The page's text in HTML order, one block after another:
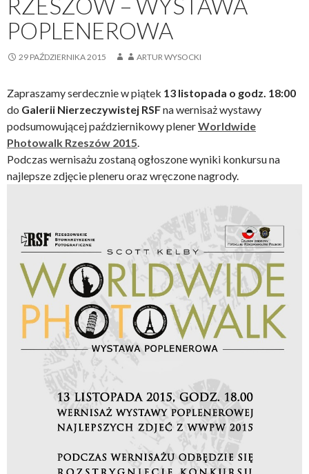
RZESZÓW – WYSTAWA
POPLENEROWA
29 PAŹDZIERNIKA 2015 ARTUR WYSOCKI
Zapraszamy serdecznie w piątek 13 listopada o godz. 18:00
do Galerii Nierzeczywistej RSFna wernisaż wystawy
podsumowującej październikowy plenerWorldwide
Photowalk Rzeszów 2015.
Podczas wernisażu zostaną ogłoszone wyniki konkursu na
najlepsze zdjęcie pleneru oraz wręczone nagrody.